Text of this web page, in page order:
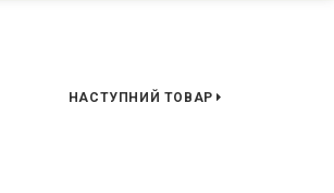
НАСТУПНИЙ ТОВАР